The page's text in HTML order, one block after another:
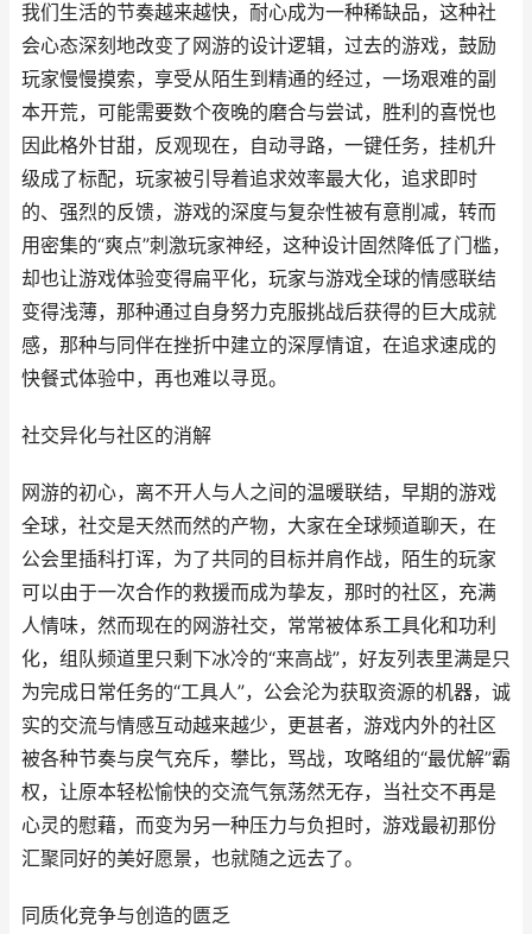
我们生活的节奏越来越快，耐心成为一种稀缺品，这种社
会心态深刻地改变了网游的设计逻辑，过去的游戏，鼓励
玩家慢慢摸索，享受从陌生到精通的经过，一场艰难的副
本开荒，可能需要数个夜晚的磨合与尝试，胜利的喜悦也
因此格外甘甜，反观现在，自动寻路，一键任务，挂机升
级成了标配，玩家被引导着追求效率最大化，追求即时
的、强烈的反馈，游戏的深度与复杂性被有意削减，转而
用密集的“爽点”刺激玩家神经，这种设计固然降低了门槛，
却也让游戏体验变得扁平化，玩家与游戏全球的情感联结
变得浅薄，那种通过自身努力克服挑战后获得的巨大成就
感，那种与同伴在挫折中建立的深厚情谊，在追求速成的
快餐式体验中，再也难以寻觅。
社交异化与社区的消解
网游的初心，离不开人与人之间的温暖联结，早期的游戏
全球，社交是天然而然的产物，大家在全球频道聊天，在
公会里插科打诨，为了共同的目标并肩作战，陌生的玩家
可以由于一次合作的救援而成为挚友，那时的社区，充满
人情味，然而现在的网游社交，常常被体系工具化和功利
化，组队频道里只剩下冰冷的“来高战”，好友列表里满是只
为完成日常任务的“工具人”，公会沦为获取资源的机器，诚
实的交流与情感互动越来越少，更甚者，游戏内外的社区
被各种节奏与戾气充斥，攀比，骂战，攻略组的“最优解”霸
权，让原本轻松愉快的交流气氛荡然无存，当社交不再是
心灵的慰藉，而变为另一种压力与负担时，游戏最初那份
汇聚同好的美好愿景，也就随之远去了。
同质化竞争与创造的匮乏